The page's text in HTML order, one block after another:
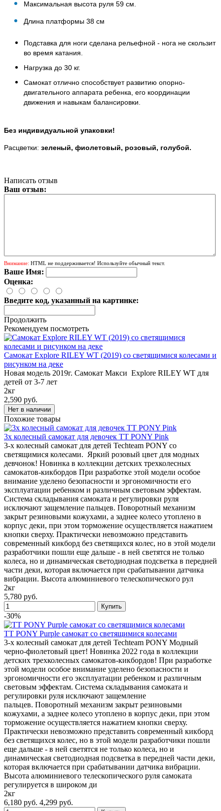
Максимальная высота руля 59 см.
Длина платформы 38 см
Подставка для ноги сделана рельефной - нога не скользит
во время катания.
Нагрузка до 30 кг.
Самокат отлично способствует развитию опорно-
двигательного аппарата ребенка, его координации
движения и навыкам балансировки.
Без индивидуальной упаковки!
Расцветки: зеленый, фиолетовый, розовый, голубой.
Написать отзыв
Ваш отзыв:
Внимание: HTML не поддерживается! Используйте обычный текст.
Ваше Имя:
Оценка:
Введите код, указанный на картинке:
Продолжить
Рекомендуем посмотреть
Самокат Explore RILEY WT (2019) со светящимися колесами и
рисунком на деке
Новая модель 2019г. Самокат Макси Explore RILEY WT для
детей от 3-7 лет
2кг
2,590 руб.
Похожие товары
3х колесный самокат для девочек TT PONY Pink
3-х колесный самокат для детей Techteam PONY со
светящимися колесами. Яркий розовый цвет для модных
девчонок! Новинка в коллекции детских трехколесных
самокатов-кикбордов При разработке этой модели особое
внимание уделено безопасности и эргономичности его
эксплуатации ребенком и различным световым эффектам.
Система складывания самоката и регулировки руля
исключают защемление пальцев. Поворотный механизм
закрыт резиновыми кожухами, а заднее колесо утоплено в
корпус деки, при этом торможение осуществляется нажатием
кнопки сверху. Практически невозможно представить
современный кикборд без светящихся колес, но в этой модели
разработчики пошли еще дальше - в ней светятся не только
колеса, но и динамическая светодиодная подсветка в передней
части деки, которая включается при срабатывании датчика
вибрации. Высота алюминиевого телескопического рул
2кг
5,780 руб.
-30%
TT PONY Purple самокат со светящимися колесами
3-х колесный самокат для детей Techteam PONY Модный
черно-фиолетовый цвет! Новинка 2022 года в коллекции
детских трехколесных самокатов-кикбордов! При разработке
этой модели особое внимание уделено безопасности и
эргономичности его эксплуатации ребенком и различным
световым эффектам. Система складывания самоката и
регулировки руля исключают защемление
пальцев. Поворотный механизм закрыт резиновыми
кожухами, а заднее колесо утоплено в корпус деки, при этом
торможение осуществляется нажатием кнопки сверху.
Практически невозможно представить современный кикборд
без светящихся колес, но в этой модели разработчики пошли
еще дальше - в ней светятся не только колеса, но и
динамическая светодиодная подсветка в передней части деки,
которая включается при срабатывании датчика вибрации.
Высота алюминиевого телескопического руля самоката
регулируется в широком ди
2кг
6,180 руб. 4,299 руб.